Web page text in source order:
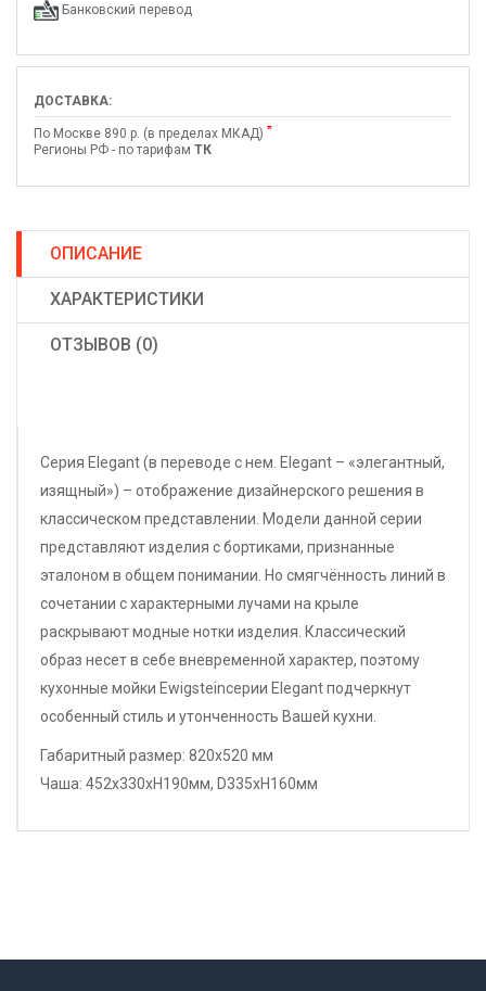
Банковский перевод
ДОСТАВКА:
По Москве 890 р. (в пределах МКАД) *
Регионы РФ - по тарифам ТК
ОПИСАНИЕ
ХАРАКТЕРИСТИКИ
ОТЗЫВОВ (0)
Серия Elegant (в переводе с нем. Elegant – «элегантный,
изящный») – отображение дизайнерского решения в
классическом представлении. Модели данной серии
представляют изделия с бортиками, признанные
эталоном в общем понимании. Но смягчённость линий в
сочетании с характерными лучами на крыле
раскрывают модные нотки изделия. Классический
образ несет в себе вневременной характер, поэтому
кухонные мойки Ewigsteinсерии Elegant подчеркнут
особенный стиль и утонченность Вашей кухни.
Габаритный размер: 820x520 мм
Чаша: 452x330xH190мм, D335xH160мм